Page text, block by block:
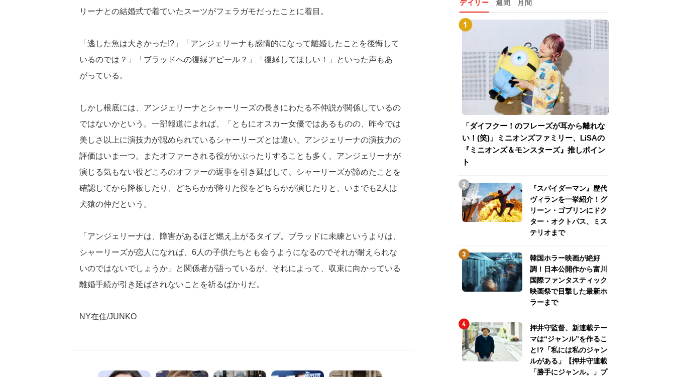
リーナとの結婚式で着ていたスーツがフェラガモだったことに着目。
「逃した魚は大きかった!?」「アンジェリーナも感情的になって離婚したことを後悔して
いるのでは？」「ブラッドへの復縁アピール？」「復縁してほしい！」といった声もあ
がっている。
しかし根底には、アンジェリーナとシャーリーズの長きにわたる不仲説が関係しているの
ではないかという。一部報道によれば、「ともにオスカー女優ではあるものの、昨今では
美しさ以上に演技力が認められているシャーリーズとは違い、アンジェリーナの演技力の
評価はいま一つ。またオファーされる役がかぶったりすることも多く、アンジェリーナが
演じる気もない役どころのオファーの返事を引き延ばして、シャーリーズが諦めたことを
確認してから降板したり、どちらかが降りた役をどちらかが演じたりと、いまでも2人は
犬猿の仲だという。
「アンジェリーナは、障害があるほど燃え上がるタイプ。ブラッドに未練というよりは、
シャーリーズが恋人になれば、6人の子供たちとも会うようになるのでそれが耐えられな
いのではないでしょうか」と関係者が語っているが、それによって、収束に向かっている
離婚手続が引き延ばされないことを祈るばかりだ。
NY在住/JUNKO
デイリー 週間 月間
「ダイフクー！のフレーズが耳から離れな
い！(笑)」ミニオンズファミリー、LiSAの
『ミニオンズ＆モンスターズ』推しポイン
ト
『スパイダーマン』歴代
ヴィランを一挙紹介！グ
リーン・ゴブリンにドク
ター・オクトパス、ミス
テリオまで
韓国ホラー映画が絶好
調！日本公開作から富川
国際ファンタスティック
映画祭で目撃した最新ホ
ラーまで
押井守監督、新連載テー
マは“ジャンル”を作るこ
と!?「私には私のジャン
ルがある」【押井守連載
「勝手にジャンル。」プ